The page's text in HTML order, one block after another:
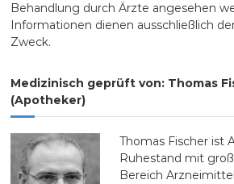
Behandlung durch Ärzte angesehen
Informationen dienen ausschließlich
Zweck.
Medizinisch geprüft von: Thomas
(Apotheker)
Thomas Fischer ist
Ruhestand mit
Bereich